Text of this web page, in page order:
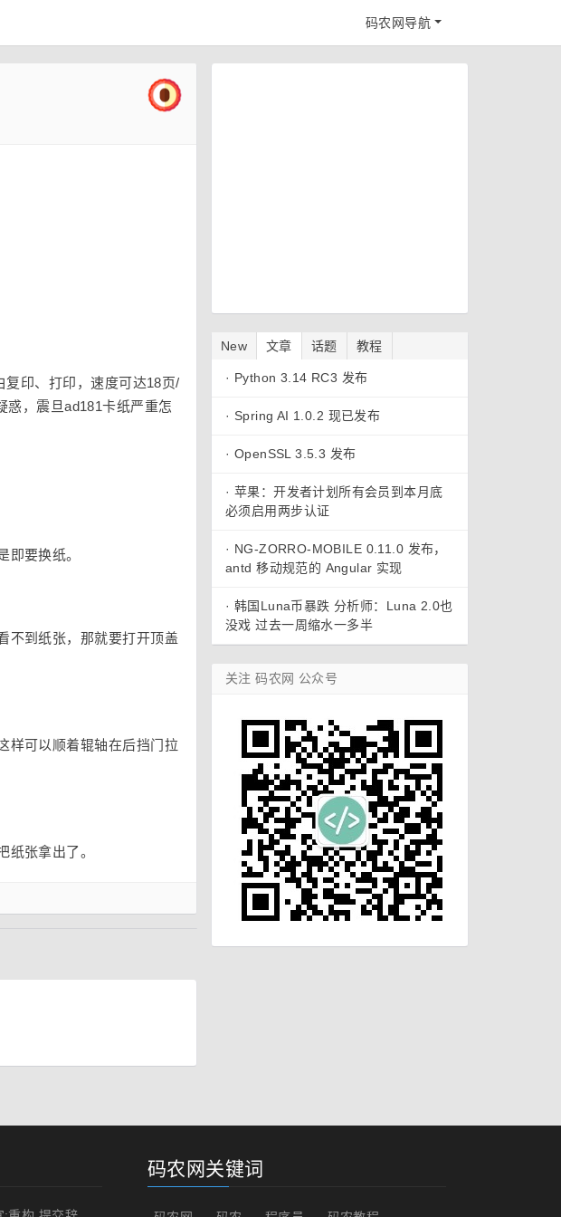
码农网导航
复印、打印，速度可达18页/
惑，震旦ad181卡纸严重怎
要换纸。
不到纸张，那就要打开顶盖
样可以顺着辊轴在后挡门拉
张拿出了。
New 文章 话题 教程
· Python 3.14 RC3 发布
· Spring AI 1.0.2 现已发布
· OpenSSL 3.5.3 发布
· 苹果：开发者计划所有会员到本月底
必须启用两步认证
· NG-ZORRO-MOBILE 0.11.0 发布，
antd 移动规范的 Angular 实现
· 韩国Luna币暴跌 分析师：Luna 2.0也
没戏 过去一周缩水一多半
关注 码农网 公众号
码农网关键词